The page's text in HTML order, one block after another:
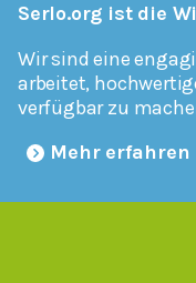
Serlo.org ist die
Wir sind eine
arbeitet,
verfügbar zu
Mehr erfahren